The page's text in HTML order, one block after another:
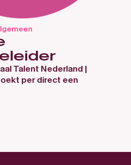
Talent Nederland |
per direct een